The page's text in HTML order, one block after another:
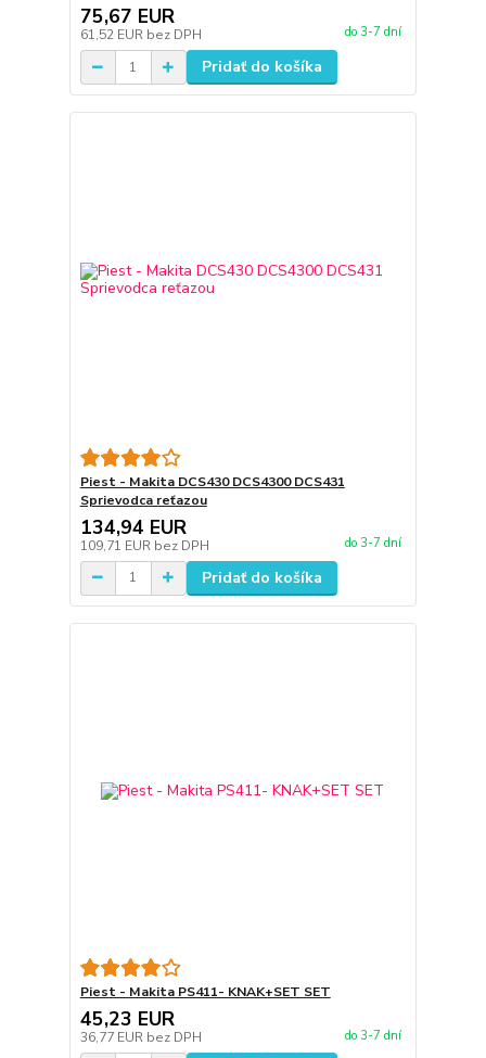
75,67 EUR
61,52 EUR bez DPH do 3-7 dní
Pridať do košíka
Piest - Makita DCS430 DCS4300 DCS431
Sprievodca reťazou
134,94 EUR
109,71 EUR bez DPH do 3-7 dní
Pridať do košíka
Piest - Makita PS411- KNAK+SET SET
45,23 EUR
36,77 EUR bez DPH do 3-7 dní